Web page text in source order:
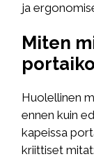
ja
Miten
Huolellinen
ennen kuin
kapeissa
kriittiset